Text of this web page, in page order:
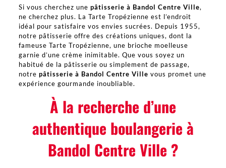
Si vous cherchez unepâtisserie à Bandol Centre Ville,
ne cherchez plus. La Tarte Tropézienne est l’endroit
idéal pour satisfaire vos envies sucrées. Depuis 1955,
notre pâtisserie offre des créations uniques, dont la
fameuse Tarte Tropézienne, une brioche moelleuse
garnie d’une crème inimitable. Que vous soyez un
habitué de la pâtisserie ou simplement de passage,
notrepâtisserie à Bandol Centre Ville vous promet une
expérience gourmande inoubliable.
À la recherche d’une
authentique boulangerie à
Bandol Centre Ville ?